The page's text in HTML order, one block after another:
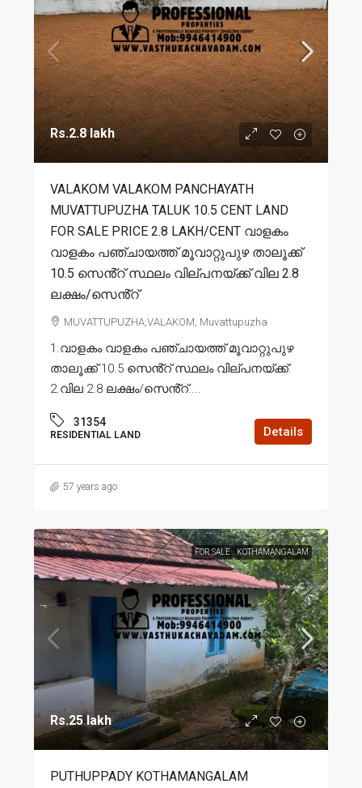
Rs.2.8 lakh
VALAKOM VALAKOM PANCHAYATH
MUVATTUPUZHA TALUK 10.5 CENT LAND
FOR SALE PRICE 2.8 LAKH/CENT വാളകം
വാളകം പഞ്ചായത്ത് മൂവാറ്റുപുഴ താലൂക്ക്
10.5 സെൻ്റ് സ്ഥലം വില്പനയ്ക്ക് വില 2.8
ലക്ഷം/സെൻ്റ്
MUVATTUPUZHA,VALAKOM, Muvattupuzha
1.വാളകം വാളകം പഞ്ചായത്ത് മൂവാറ്റുപുഴ
താലൂക്ക് 10.5 സെൻ്റ് സ്ഥലം വില്പനയ്ക്ക്.
2.വില 2.8 ലക്ഷം/സെൻ്റ്....
31354
RESIDENTIAL LAND Details
57 years ago
FOR SALE KOTHAMANGALAM
Rs.25 lakh
PUTHUPPADY KOTHAMANGALAM